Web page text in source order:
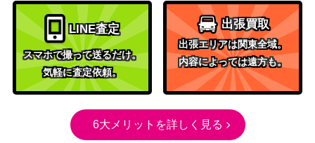
-54SP】
か？」10th Anniversary）
#プロテインザス
バル 大空スバル(H
OL/W91-016SP)
ブシロード
（ホロライブプロダクショ
ン）
4,000
対決！！エア・ス
テージ 桜庭 星羅
【HBR/W117-004
（ヘブンバーンズレッド
LINE査定
スマホで撮って送るだけ。
気軽に査定依頼。
出張買取
出張エリアは関東全域。
内容によっては遠方も。
6大メリットを詳しく見る